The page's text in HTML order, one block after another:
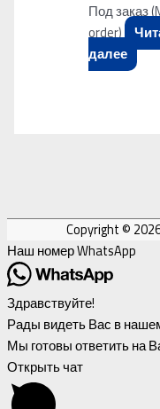
Под заказ
order)
далее
Copyright ©
Наш номер WhatsApp
Здравствуйте!
Рады видеть Вас в
Мы готовы ответить на
Открыть чат